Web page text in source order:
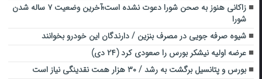
زاکانی هنوز به صحن شورا دعوت نشده است؛آخرین وضعیت ۷ ساله شدن
شورا
شیوه صرفه جویی در مصرف بنزین / دارندگان این خودرو بخوانند
عرضه اولیه نیشکر بورس را صعودی کرد (۲۴ دی)
بورس و پتانسیل برگشت به رشد / ۳۰ هزار همت نقدینگی نیاز است